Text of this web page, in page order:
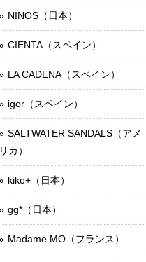
NINOS（日本）
CIENTA（スペイン）
LA CADENA（スペイン）
igor（スペイン）
SALTWATER SANDALS（アメ
リカ）
kiko+（日本）
gg*（日本）
Madame MO（フランス）